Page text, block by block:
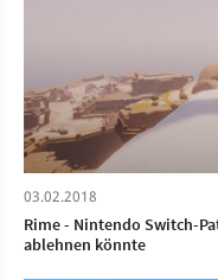
03.02.2018
Rime - Nintendo Switch-
ablehnen könnte